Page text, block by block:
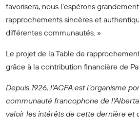
favorisera, nous l’espérons
rapprochements sincères et
différentes communautés. »
Le projet de la Table de
grâce à la contribution financière de
Depuis 1926, l’ACFA est l’organisme
communauté francophone de
valoir les intérêts de cette dernière et